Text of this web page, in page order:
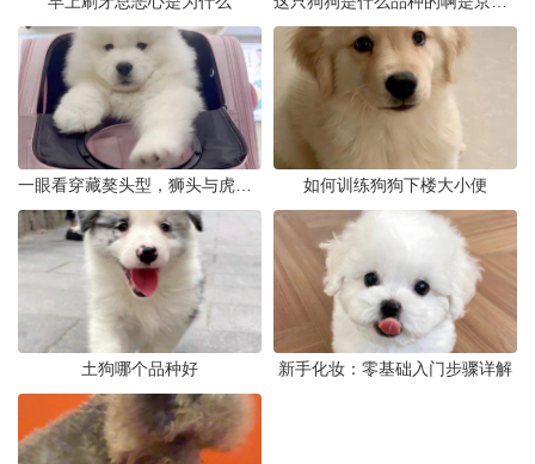
如何训练狗狗下楼大小便
土狗哪个品种好 新手化妆：零基础入门步骤详解